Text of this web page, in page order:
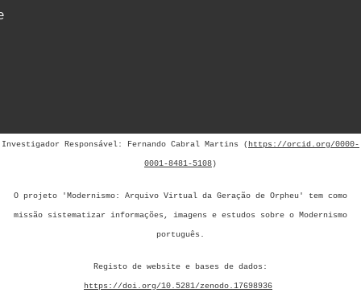
Investigador Responsável: Fernando Cabral Martins ( https://orcid.org/0000-
0001-8481-5108)
O projeto 'Modernismo: Arquivo Virtual da Geração de Orpheu' tem como
missão sistematizar informações, imagens e estudos sobre o Modernismo
português.
Registo de website e bases de dados:
https://doi.org/10.5281/zenodo.17698936